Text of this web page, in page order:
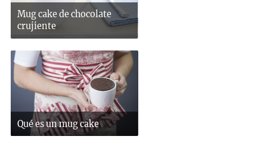
Mug cake de chocolate
crujiente
Qué es un mug cake